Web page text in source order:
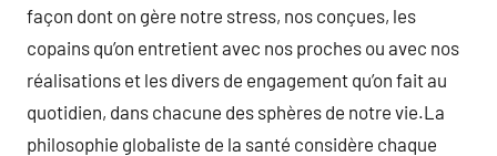
façon dont on gère notre stress, nos conçues, les
copains qu’on entretient avec nos proches ou avec nos
réalisations et les divers de engagement qu’on fait au
quotidien, dans chacune des sphères de notre vie.La
philosophie globaliste de la santé considère chaque